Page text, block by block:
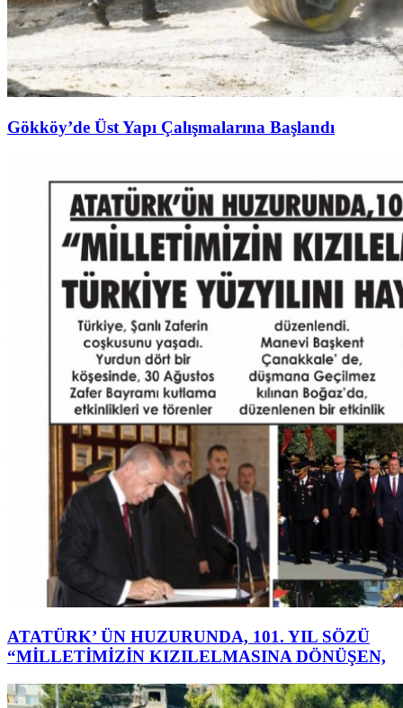
Gökköy’de Üst Yapı Çalışmalarına Başlandı
ATATÜRK’ ÜN HUZURUNDA, 101. YIL SÖZÜ
“MİLLETİMİZİN KIZILELMASINA DÖNÜŞEN,